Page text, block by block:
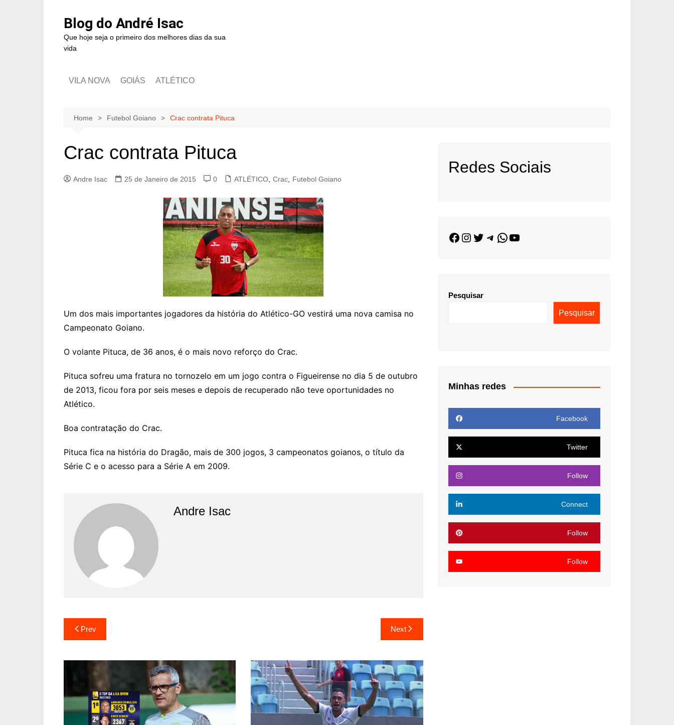
Blog do André Isac
Que hoje seja o primeiro dos melhores dias da sua
vida
VILA NOVA GOIÁS ATLÉTICO
Home Futebol Goiano Crac contrata Pituca
Crac contrata Pituca
Andre Isac 25 de Janeiro de 2015 0 ATLÉTICO Crac Futebol Goiano
Um dos mais importantes jogadores da história do Atlético-GO vestirá uma nova camisa no
Campeonato Goiano.
O volante Pituca, de 36 anos, é o mais novo reforço do Crac.
Pituca sofreu uma fratura no tornozelo em um jogo contra o Figueirense no dia 5 de outubro
de 2013, ficou fora por seis meses e depois de recuperado não teve oportunidades no
Atlético.
Boa contratação do Crac.
Pituca fica na história do Dragão, mais de 300 jogos, 3 campeonatos goianos, o título da
Série C e o acesso para a Série A em 2009.
Andre Isac
Prev Next
Redes Sociais
Pesquisar
Pesquisar
Minhas redes
Facebook
Twitter
Follow
Connect
Follow
Follow